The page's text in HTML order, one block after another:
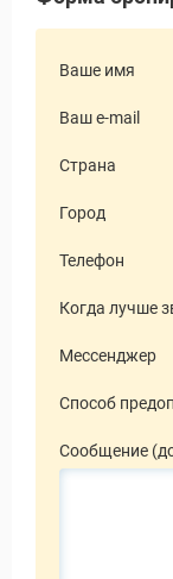
Ваше имя
Ваш e-mail
Страна
Город
Телефон
Когда лучше
Мессенджер
Способ
Сообщение